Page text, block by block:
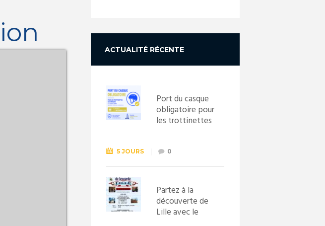
ACTUALITÉ RÉCENTE
Port du casque
obligatoire pour
les trottinettes
septembre
2026
5 JOURS 0
Partez à la
découverte de
Lille avec le